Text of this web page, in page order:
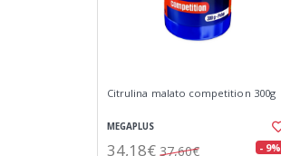
Citrulina malato competition 300g
MEGAPLUS
34,18€ 37,60€ - 9%